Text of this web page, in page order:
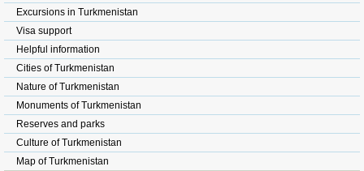
Excursions in Turkmenistan
Visa support
Helpful information
Cities of Turkmenistan
Nature of Turkmenistan
Monuments of Turkmenistan
Reserves and parks
Culture of Turkmenistan
Map of Turkmenistan